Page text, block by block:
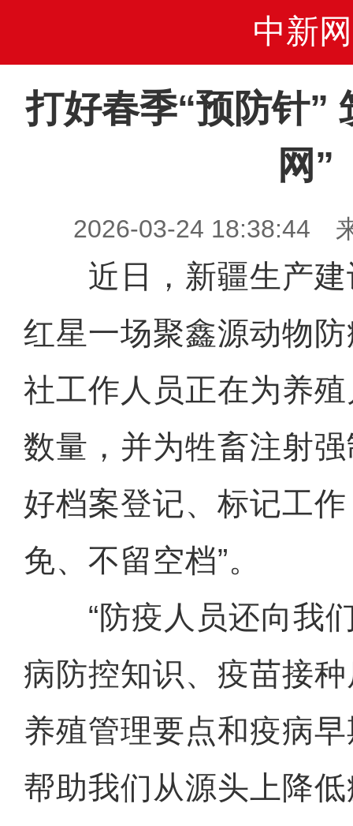
中新网
打好春季“预防针”
网”
2026-03-24 18:38:44
近日，新疆生产建
红星一场聚鑫源动物
社工作人员正在为养
数量，并为牲畜注射
好档案登记、标记工
免、不留空档”。
“防疫人员还向我们
病防控知识、疫苗接
养殖管理要点和疫病
帮助我们从源头上降